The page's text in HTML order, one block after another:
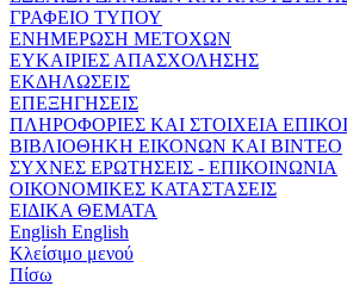
ΓΡΑΦΕΙΟ ΤΥΠΟΥ
ΕΝΗΜΕΡΩΣΗ ΜΕΤΟΧΩΝ
ΕΥΚΑΙΡΙΕΣ ΑΠΑΣΧΟΛΗΣΗΣ
ΕΚΔΗΛΩΣΕΙΣ
ΕΠΕΞΗΓΗΣΕΙΣ
ΠΛΗΡΟΦΟΡΙΕΣ ΚΑΙ ΣΤΟΙΧΕΙΑ
ΒΙΒΛΙΟΘΗΚΗ ΕΙΚΟΝΩΝ ΚΑΙ ΒΙΝΤΕΟ
ΣΥΧΝΕΣ ΕΡΩΤΗΣΕΙΣ - ΕΠΙΚΟΙΝΩΝΙΑ
ΟΙΚΟΝΟΜΙΚΕΣ ΚΑΤΑΣΤΑΣΕΙΣ
ΕΙΔΙΚΑ ΘΕΜΑΤΑ
English English
Κλείσιμο μενού
Πίσω